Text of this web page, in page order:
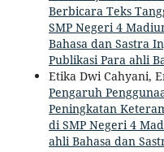
Berbicara Teks
SMP Negeri 4
Bahasa dan Sastra
Publikasi Para ahli
Etika Dwi Cahyani,
Pengaruh
Peningkatan
di SMP Negeri 4
ahli Bahasa dan